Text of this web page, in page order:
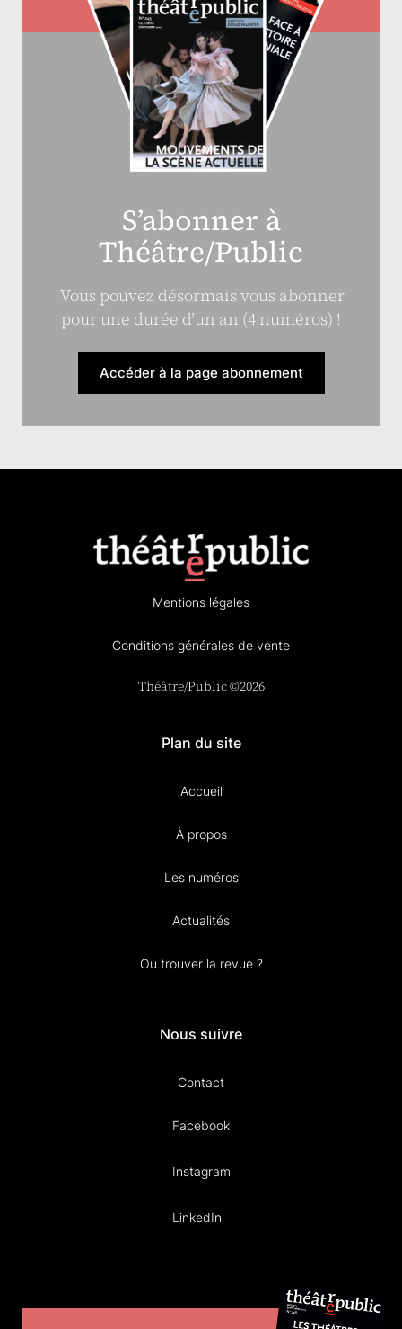
S’abonner à
Théâtre/Public
Vous pouvez désormais vous abonner
pour une durée d’un an (4 numéros) !
Accéder à la page abonnement
Mentions légales
Conditions générales de vente
Théâtre/Public ©2026
Plan du site
Accueil
À propos
Les numéros
Actualités
Où trouver la revue ?
Nous suivre
Contact
Facebook
Instagram
LinkedIn